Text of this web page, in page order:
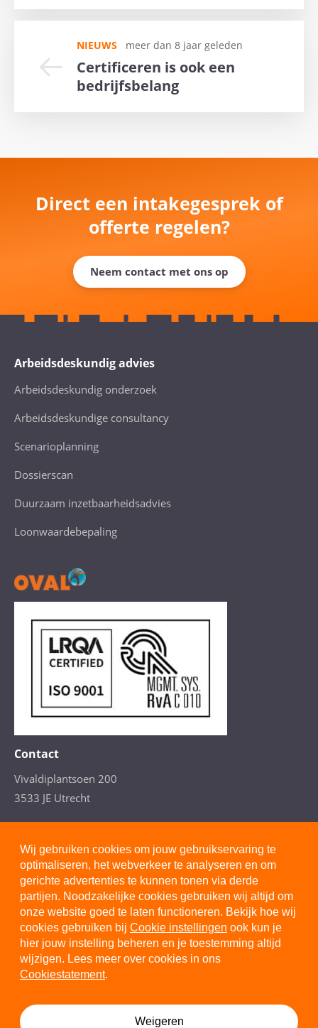
NIEUWS meer dan 8 jaar geleden
Certificeren is ook een
bedrijfsbelang
Direct een intakegesprek of
offerte regelen?
Neem contact met ons op
Arbeidsdeskundig advies
Arbeidsdeskundig onderzoek
Arbeidsdeskundige consultancy
Scenarioplanning
Dossierscan
Duurzaam inzetbaarheidsadvies
Loonwaardebepaling
Contact
Vivaldiplantsoen 200
3533 JE Utrecht
(Arbeidsdeskundig advies)
Privacystatement
Cookiestatement
Disclaimer
Cookie instellingen
Wij gebruiken cookies om jouw gebruikservaring te
optimaliseren, het webverkeer te analyseren en om
gerichte advertenties te kunnen tonen via derde
partijen. Noodzakelijke cookies gebruiken wij altijd om
onze website goed te laten functioneren. Bekijk hoe wij
cookies gebruiken bij Cookie instellingen ook kun je
hier jouw instelling beheren en je toestemming altijd
wijzigen. Lees meer over cookies in ons
Cookiestatement.
Weigeren